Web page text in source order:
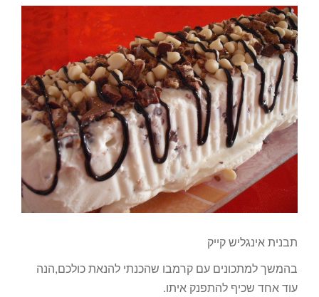
תבנית אינגליש קייק
בהמשך למתכונים עם קרמבו שהכנתי להנאת כולכם,הנה
עוד אחד שכיף להתפנק איתו.